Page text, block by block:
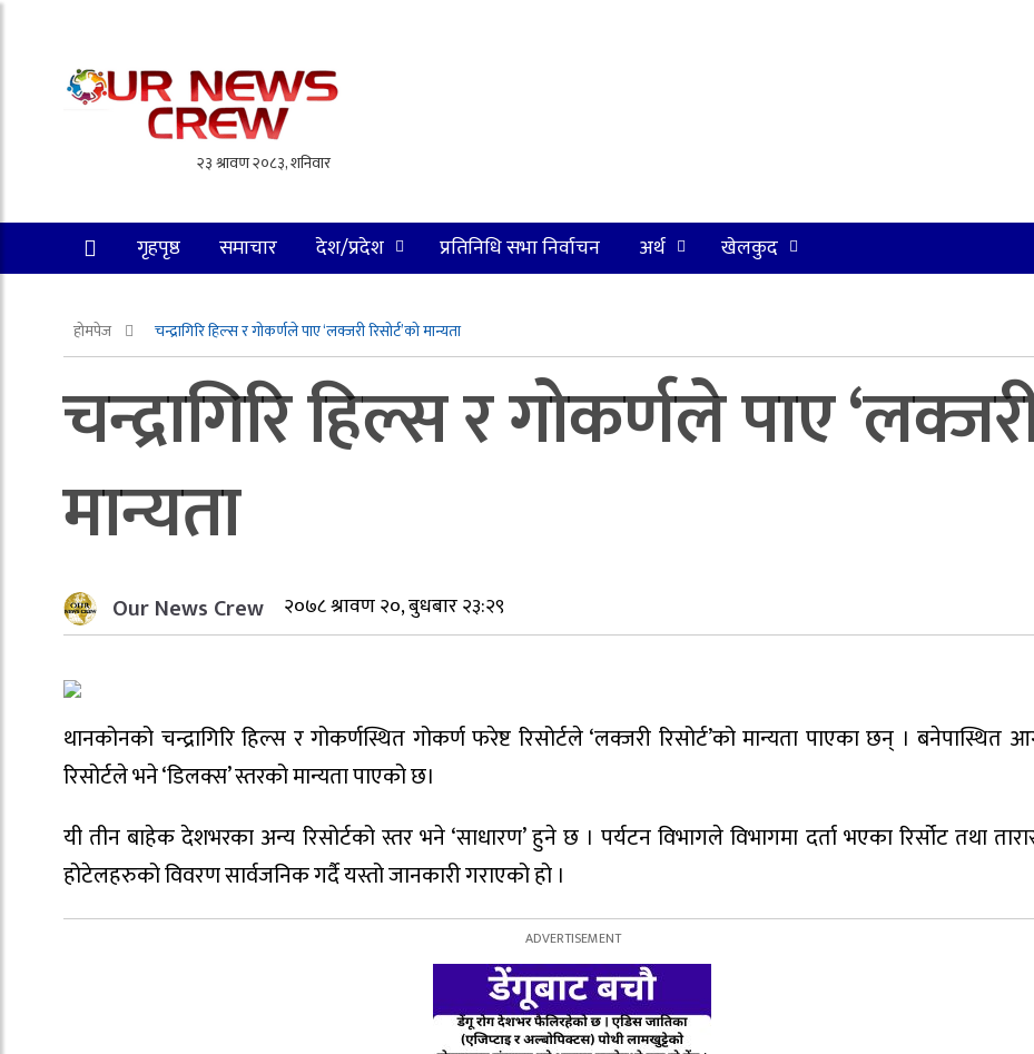
गृहपृष्ठ समाचार देश/प्रदेश प्रतिनिधि सभा निर्वाचन अर्थ खेलकुद
होमपेज चन्द्रागिरि हिल्स र गोकर्णले पाए ‘लक्जरी रिसोर्ट’को मान्यता
चन्द्रागिरि हिल्स र गोकर्णले पाए
मान्यता
Our News Crew २०७८ श्रावण २०, बुधबार २३:२९
थानकोनको चन्द्रागिरि हिल्स र गोकर्णस्थित गोकर्ण फरेष्ट रिसोर्टले ‘लक्जरी रिसोर्ट’को मान्यता पाएका छन् । बनेपास्थित
रिसोर्टले भने ‘डिलक्स’ स्तरको मान्यता पाएको छ।
यी तीन बाहेक देशभरका अन्य रिसोर्टको स्तर भने ‘साधारण’ हुने छ । पर्यटन विभागले विभागमा दर्ता भएका रिर्सोट तथा
होटेलहरुको विवरण सार्वजनिक गर्दै यस्तो जानकारी गराएको हो ।